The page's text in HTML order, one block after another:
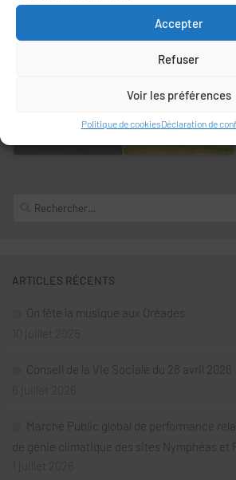
Accepter
Refuser
Voir les préférences
Politique de cookiesDéclaration de
Rechercher :
ARTICLES RÉCENTS
On fête la musique aux Oréades
Conseil de la Vie Sociale du 28 avril 2026
Marché Public global de performance
de génie climatique des sites Nymphéas et